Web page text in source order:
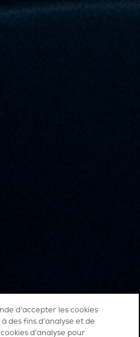
d'accepter les cookies
des fins d'analyse et de
d’analyse pour